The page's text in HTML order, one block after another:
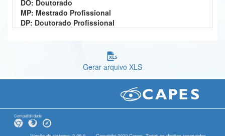
Controladoria-Geral da União
Ministério da Mulher, da Família e dos Direitos Humanos
Banco Central do Brasil
DO: Doutorado
MP: Mestrado Profissional
DP: Doutorado Profissional
Gerar arquivo XLS
Compatibilidade